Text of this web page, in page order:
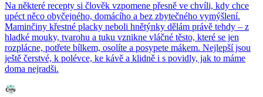
Na některé recepty si člověk vzpomene přesně ve chvíli, kdy chce
upéct něco obyčejného, domácího a bez zbytečného vymýšlení.
Maminčiny křestné placky neboli hnětýnky dělám právě tehdy – z
hladké mouky, tvarohu a tuku vznikne vláčné těsto, které se jen
rozplácne, potřete bílkem, osolíte a posypete mákem. Nejlepší jsou
ještě čerstvé, k polévce, ke kávě a klidně i s povidly, jak to máme
doma nejradši.